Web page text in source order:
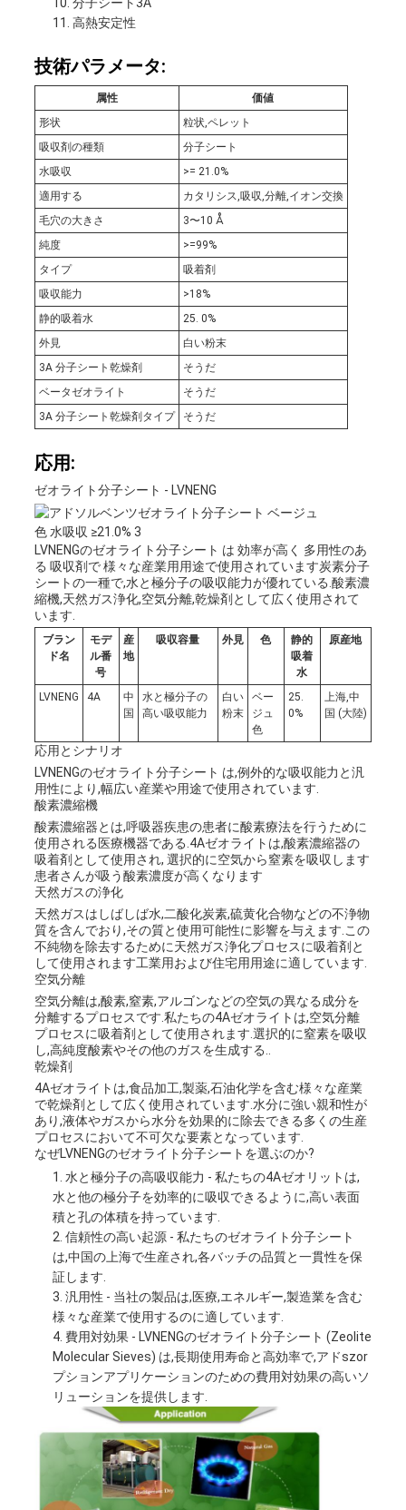
頼
す
る
PRIVACY
POLICY
高熱安定性
技術パラメータ:
属性
価値
形状
粒状,ペレット
吸収剤の種類
分子シート
水吸収
>= 21.0%
適用する
カタリシス,吸収,分離,イオン交換
毛穴の大きさ
3〜10 Å
純度
>=99%
タイプ
吸着剤
吸収能力
>18%
静的吸着水
25. 0%
外見
白い粉末
3A 分子シート乾燥剤
そうだ
ベータゼオライト
そうだ
3A 分子シート乾燥剤タイプ
そうだ
応用:
ゼオライト分子シート - LVNENG
LVNENGのゼオライト分子シート は 効率が高く 多用性のあ
る 吸収剤で 様々な産業用用途で使用されています炭素分子
シートの一種で,水と極分子の吸収能力が優れている.酸素濃
縮機,天然ガス浄化,空気分離,乾燥剤として広く使用されて
います.
ブラン
ド名
モデ
ル番
号
産
地
吸収容量 外見 色
静的
吸着
水
原産地
LVNENG 4A
中
国
水と極分子の
高い吸収能力
白い
粉末
ベー
ジュ
色
25.
0%
上海,中
国 (大陸)
応用とシナリオ
LVNENGのゼオライト分子シート は,例外的な吸収能力と汎
用性により,幅広い産業や用途で使用されています.
酸素濃縮機
酸素濃縮器とは,呼吸器疾患の患者に酸素療法を行うために
使用される医療機器である.4Aゼオライトは,酸素濃縮器の
吸着剤として使用され, 選択的に空気から窒素を吸収します
患者さんが吸う酸素濃度が高くなります
天然ガスの浄化
天然ガスはしばしば水,二酸化炭素,硫黄化合物などの不浄物
質を含んでおり,その質と使用可能性に影響を与えます.この
不純物を除去するために天然ガス浄化プロセスに吸着剤と
して使用されます工業用および住宅用用途に適しています.
空気分離
空気分離は,酸素,窒素,アルゴンなどの空気の異なる成分を
分離するプロセスです.私たちの4Aゼオライトは,空気分離
プロセスに吸着剤として使用されます.選択的に窒素を吸収
し,高純度酸素やその他のガスを生成する..
乾燥剤
4Aゼオライトは,食品加工,製薬,石油化学を含む様々な産業
で乾燥剤として広く使用されています.水分に強い親和性が
あり,液体やガスから水分を効果的に除去できる多くの生産
プロセスにおいて不可欠な要素となっています.
なぜLVNENGのゼオライト分子シートを選ぶのか?
水と極分子の高吸収能力 - 私たちの4Aゼオリットは,
水と他の極分子を効率的に吸収できるように,高い表面
積と孔の体積を持っています.
信頼性の高い起源 - 私たちのゼオライト分子シート
は,中国の上海で生産され,各バッチの品質と一貫性を保
証します.
汎用性 - 当社の製品は,医療,エネルギー,製造業を含む
様々な産業で使用するのに適しています.
費用対効果 - LVNENGのゼオライト分子シート (Zeolite
Molecular Sieves) は,長期使用寿命と高効率で,アドszor
プションアプリケーションのための費用対効果の高いソ
リューションを提供します.